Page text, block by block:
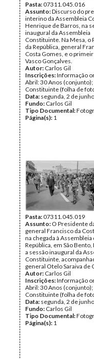
Pasta:07311.045.016
Assunto:Discurso do
interino da Assembleia
Henrique de Barros, na
inaugural da Assembleia
Constituinte. Na Mesa, o
da República, general
Costa Gomes, e o
Vasco Gonçalves.
Autor: Carlos Gil
Inscrições:Informação
Abril: 30 Anos
Constituinte (folha de
Data: segunda, 2 de
Fundo: Carlos Gil
Tipo Documental:
Página(s): 1
Pasta:07311.045.019
Assunto: O Presidente
general Francisco da
na chegada à Assembleia
República, em São Bento,
a sessão inaugural da
Constituinte,
general Otelo Saraiva de
Autor: Carlos Gil
Inscrições:Informação
Abril: 30 Anos
Constituinte (folha de
Data: segunda, 2 de
Fundo: Carlos Gil
Tipo Documental:
Página(s): 1